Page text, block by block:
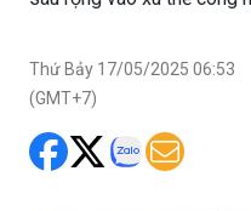
Thứ Bảy 17/05/2025 06:53
(GMT+7)